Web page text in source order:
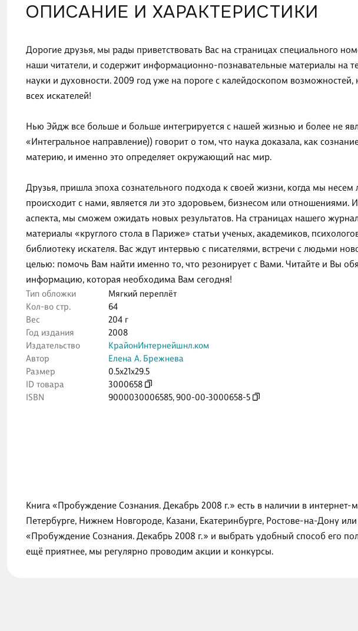
ОПИСАНИЕ И ХАРАКТЕРИСТИКИ
Дорогие друзья, мы рады приветствовать Вас на страницах специального
наши читатели, и содержит информационно-познавательные материалы на
науки и духовности. 2009 год уже на пороге с калейдоскопом
всех искателей!
Нью Эйдж все больше и больше интегрируется с нашей жизнью и более не
«Интегральное направление)) говорит о том, что наука доказала, как
материю, и именно это определяет окружающий нас мир.
Друзья, пришла эпоха сознательного подхода к своей жизни, когда мы несем
происходит с нами, является ли это здоровьем, бизнесом или отношениями.
аспекта, мы сможем ожидать новых результатов. На страницах нашего
материалы «круглого стола в Париже» статьи ученых, академиков,
библиотеку искателя. Вас ждут интервью с писателями, встречи с людьми
целью: помочь Вам найти именно то, что резонирует с Вами. Читайте и Вы
информацию, которая необходима Вам сегодня!
Тип обложки
Мягкий переплёт
Кол-во стр.
64
Вес
204 г
Год издания
2008
Издательство
КрайонИнтернейшнл.ком
Автор
Елена А. Брежнева
Размер
0.5x21x29.5
ID товара
3000658
ISBN
9000030006585,900-00-3000658-5
Книга «Пробуждение Сознания. Декабрь 2008 г.» есть в наличии в
Петербурге, Нижнем Новгороде, Казани, Екатеринбурге, Ростове-на-Дону
«Пробуждение Сознания. Декабрь 2008 г.» и выбрать удобный способ его
ещё приятнее, мы регулярно проводим акции и конкурсы.